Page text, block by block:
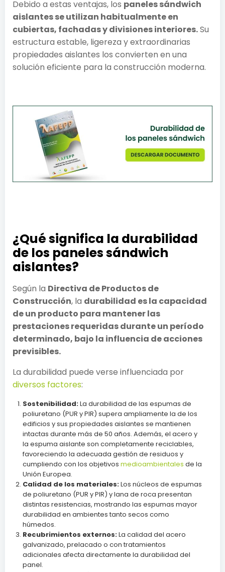
Debido a estas ventajas, los paneles sándwich
aislantes se utilizan habitualmente en
cubiertas, fachadas y divisiones interiores.Su
estructura estable, ligereza y extraordinarias
propiedades aislantes los convierten en una
solución eficiente para la construcción moderna.
¿Qué significa la durabilidad
de los paneles sándwich
aislantes?
Según la Directiva de Productos de
Construcción, la durabilidad es la capacidad
de un producto para mantener las
prestaciones requeridas durante un período
determinado, bajo la influencia de acciones
previsibles.
La durabilidad puede verse influenciada por
diversos factores:
Sostenibilidad:La durabilidad de las espumas de
poliuretano (PUR y PIR) supera ampliamente la de los
edificios y sus propiedades aislantes se mantienen
intactas durante más de 50 años. Además, el acero y
la espuma aislante son completamente reciclables,
favoreciendo la adecuada gestión de residuos y
cumpliendo con los objetivos medioambientales de la
Unión Europea.
Calidad de los materiales:Los núcleos de espumas
de poliuretano (PUR y PIR) y lana de roca presentan
distintas resistencias, mostrando las espumas mayor
durabilidad en ambientes tanto secos como
húmedos.
Recubrimientos externos:La calidad del acero
galvanizado, prelacado o con tratamientos
adicionales afecta directamente la durabilidad del
panel.